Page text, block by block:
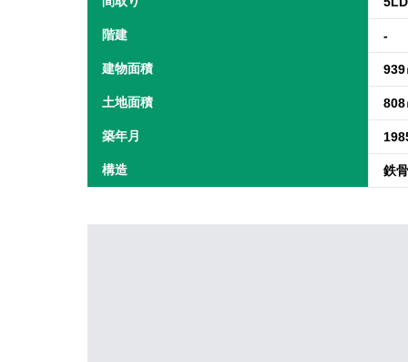
階建 -
建物面積 939
土地面積 808
築年月
構造 鉄